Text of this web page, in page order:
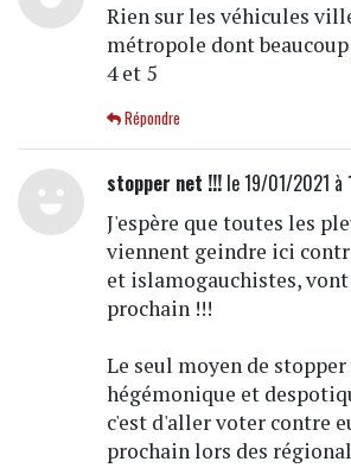
Rien sur les véhicules
métropole dont
4 et 5
Répondre
stopper net !!!le 19/01/2021 à
J'espère que toutes les
viennent geindre ici
et islamogauchistes,
prochain !!!
Le seul moyen de
hégémonique et
c'est d'aller voter contre
prochain lors des